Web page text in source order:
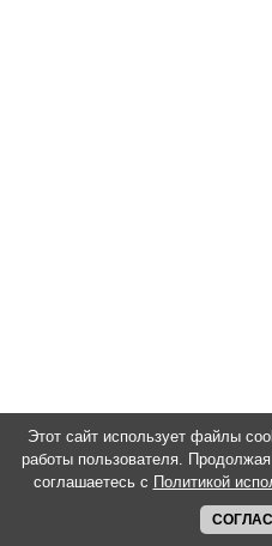
Этот сайт использует файлы
работы пользователя.
соглашаетесь с Политикой